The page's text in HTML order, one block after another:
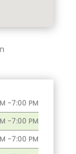
-7:00 PM
-7:00 PM
-7:00 PM